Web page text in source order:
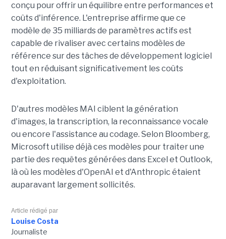
conçu pour offrir un équilibre entre performances et
coûts d'inférence. L'entreprise affirme que ce
modèle de 35 milliards de paramètres actifs est
capable de rivaliser avec certains modèles de
référence sur des tâches de développement logiciel
tout en réduisant significativement les coûts
d'exploitation.
D'autres modèles MAI ciblent la génération
d'images, la transcription, la reconnaissance vocale
ou encore l'assistance au codage. Selon Bloomberg,
Microsoft utilise déjà ces modèles pour traiter une
partie des requêtes générées dans Excel et Outlook,
là où les modèles d'OpenAI et d'Anthropic étaient
auparavant largement sollicités.
Article rédigé par
Louise Costa
Journaliste